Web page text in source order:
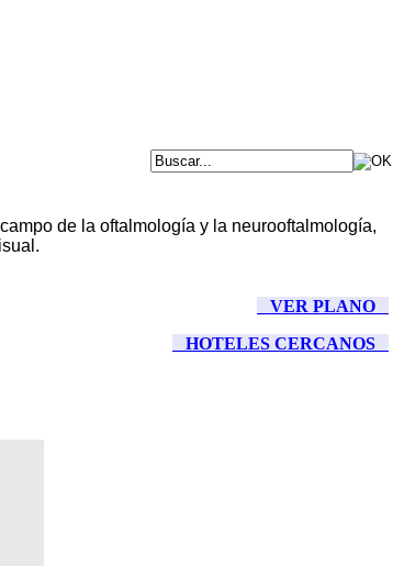
de la oftalmología y la neurooftalmología,
VER PLANO
HOTELES CERCANOS